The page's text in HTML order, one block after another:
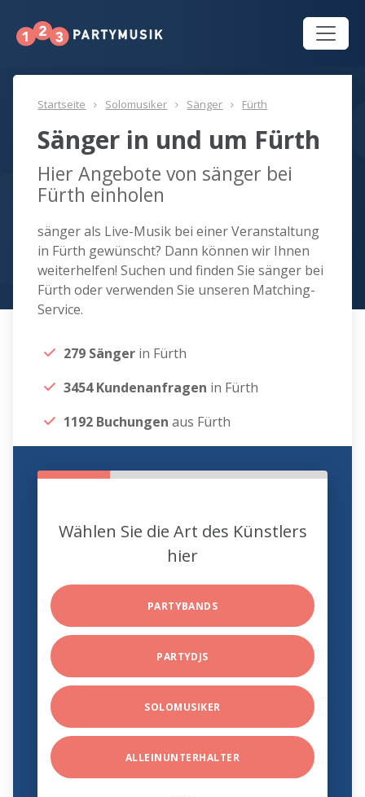
Startseite Solomusiker Sänger Fürth
Sänger in und um Fürth
Hier Angebote von sänger bei
Fürth einholen
sänger als Live-Musik bei einer Veranstaltung
in Fürth gewünscht? Dann können wir Ihnen
weiterhelfen! Suchen und finden Sie sänger bei
Fürth oder verwenden Sie unseren Matching-
Service.
279 Sänger in Fürth
3454 Kundenanfragen in Fürth
1192 Buchungen aus Fürth
Wählen Sie die Art des Künstlers
hier
PARTYBANDS
PARTYDJS
SOLOMUSIKER
ALLEINUNTERHALTER